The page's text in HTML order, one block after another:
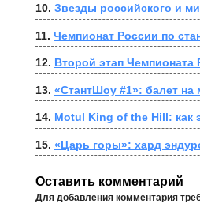
10. Звезды российского и
11. Чемпионат России по
12. Второй этап
13. «СтантШоу #1»: балет на
14. Motul King of the Hill: как
15. «Царь горы»: хард
Оставить комментарий
Для добавления комментария